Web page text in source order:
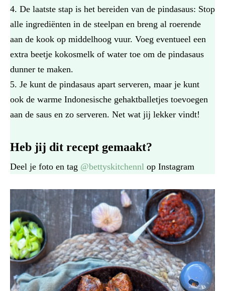
De laatste stap is het bereiden van de pindasaus: Stop
alle ingrediënten in de steelpan en breng al roerende
aan de kook op middelhoog vuur. Voeg eventueel een
extra beetje kokosmelk of water toe om de pindasaus
dunner te maken.
Je kunt de pindasaus apart serveren, maar je kunt
ook de warme Indonesische gehaktballetjes toevoegen
aan de saus en zo serveren. Net wat jij lekker vindt!
Heb jij dit recept gemaakt?
Deel je foto en tag @bettyskitchennl op Instagram